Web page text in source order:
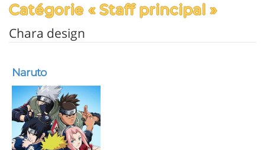
Catégorie « Staff principal »
Chara design
Naruto